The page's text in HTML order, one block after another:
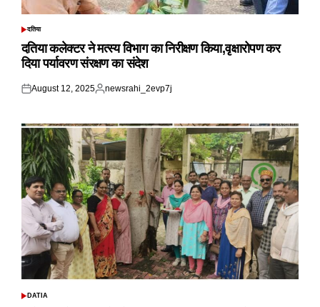
POSTED
दतिया
दतिया कलेक्टर ने मत्स्य विभाग का निरीक्षण किया,वृक्षारोपण कर
दिया पर्यावरण संरक्षण का संदेश
Posted
August 12, 2025
Posted
newsrahi_2evp7j
POSTED
DATIA